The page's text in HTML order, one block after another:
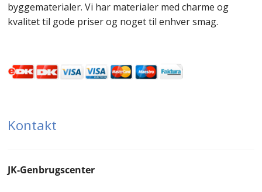
byggematerialer. Vi har materialer med charme og
kvalitet til gode priser og noget til enhver smag.
Kontakt
JK-Genbrugscenter